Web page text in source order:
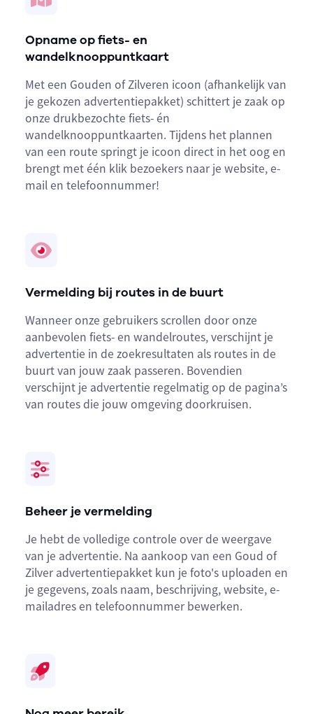
Opname op fiets- en
wandelknooppuntkaart
Met een Gouden of Zilveren icoon (afhankelijk van
je gekozen advertentiepakket) schittert je zaak op
onze drukbezochte fiets- én
wandelknooppuntkaarten. Tijdens het plannen
van een route springt je icoon direct in het oog en
brengt met één klik bezoekers naar je website, e-
mail en telefoonnummer!
Vermelding bij routes in de buurt
Wanneer onze gebruikers scrollen door onze
aanbevolen fiets- en wandelroutes, verschijnt je
advertentie in de zoekresultaten als routes in de
buurt van jouw zaak passeren. Bovendien
verschijnt je advertentie regelmatig op de pagina’s
van routes die jouw omgeving doorkruisen.
Beheer je vermelding
Je hebt de volledige controle over de weergave
van je advertentie. Na aankoop van een Goud of
Zilver advertentiepakket kun je foto's uploaden en
je gegevens, zoals naam, beschrijving, website, e-
mailadres en telefoonnummer bewerken.